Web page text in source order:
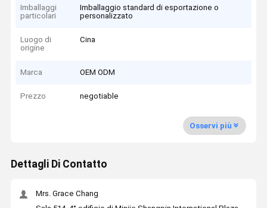
Imballaggi
particolari
Imballaggio standard di esportazione o
personalizzato
Luogo di
origine
Cina
Marca OEM ODM
Prezzo negotiable
Osservi più
Dettagli Di Contatto
Mrs. Grace Chang